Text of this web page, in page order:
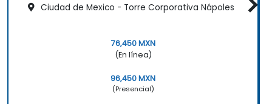
Ciudad de Mexico - Torre Corporativa Nápoles
76,450 MXN
(En línea)
96,450 MXN
(Presencial)